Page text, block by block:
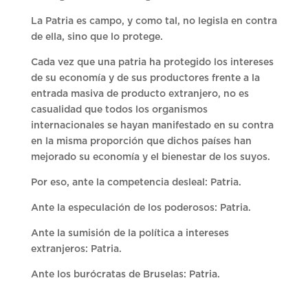
La Patria es campo, y como tal, no legisla en contra
de ella, sino que lo protege.
Cada vez que una patria ha protegido los intereses
de su economía y de sus productores frente a la
entrada masiva de producto extranjero, no es
casualidad que todos los organismos
internacionales se hayan manifestado en su contra
en la misma proporción que dichos países han
mejorado su economía y el bienestar de los suyos.
Por eso, ante la competencia desleal: Patria.
Ante la especulación de los poderosos: Patria.
Ante la sumisión de la política a intereses
extranjeros: Patria.
Ante los burócratas de Bruselas: Patria.